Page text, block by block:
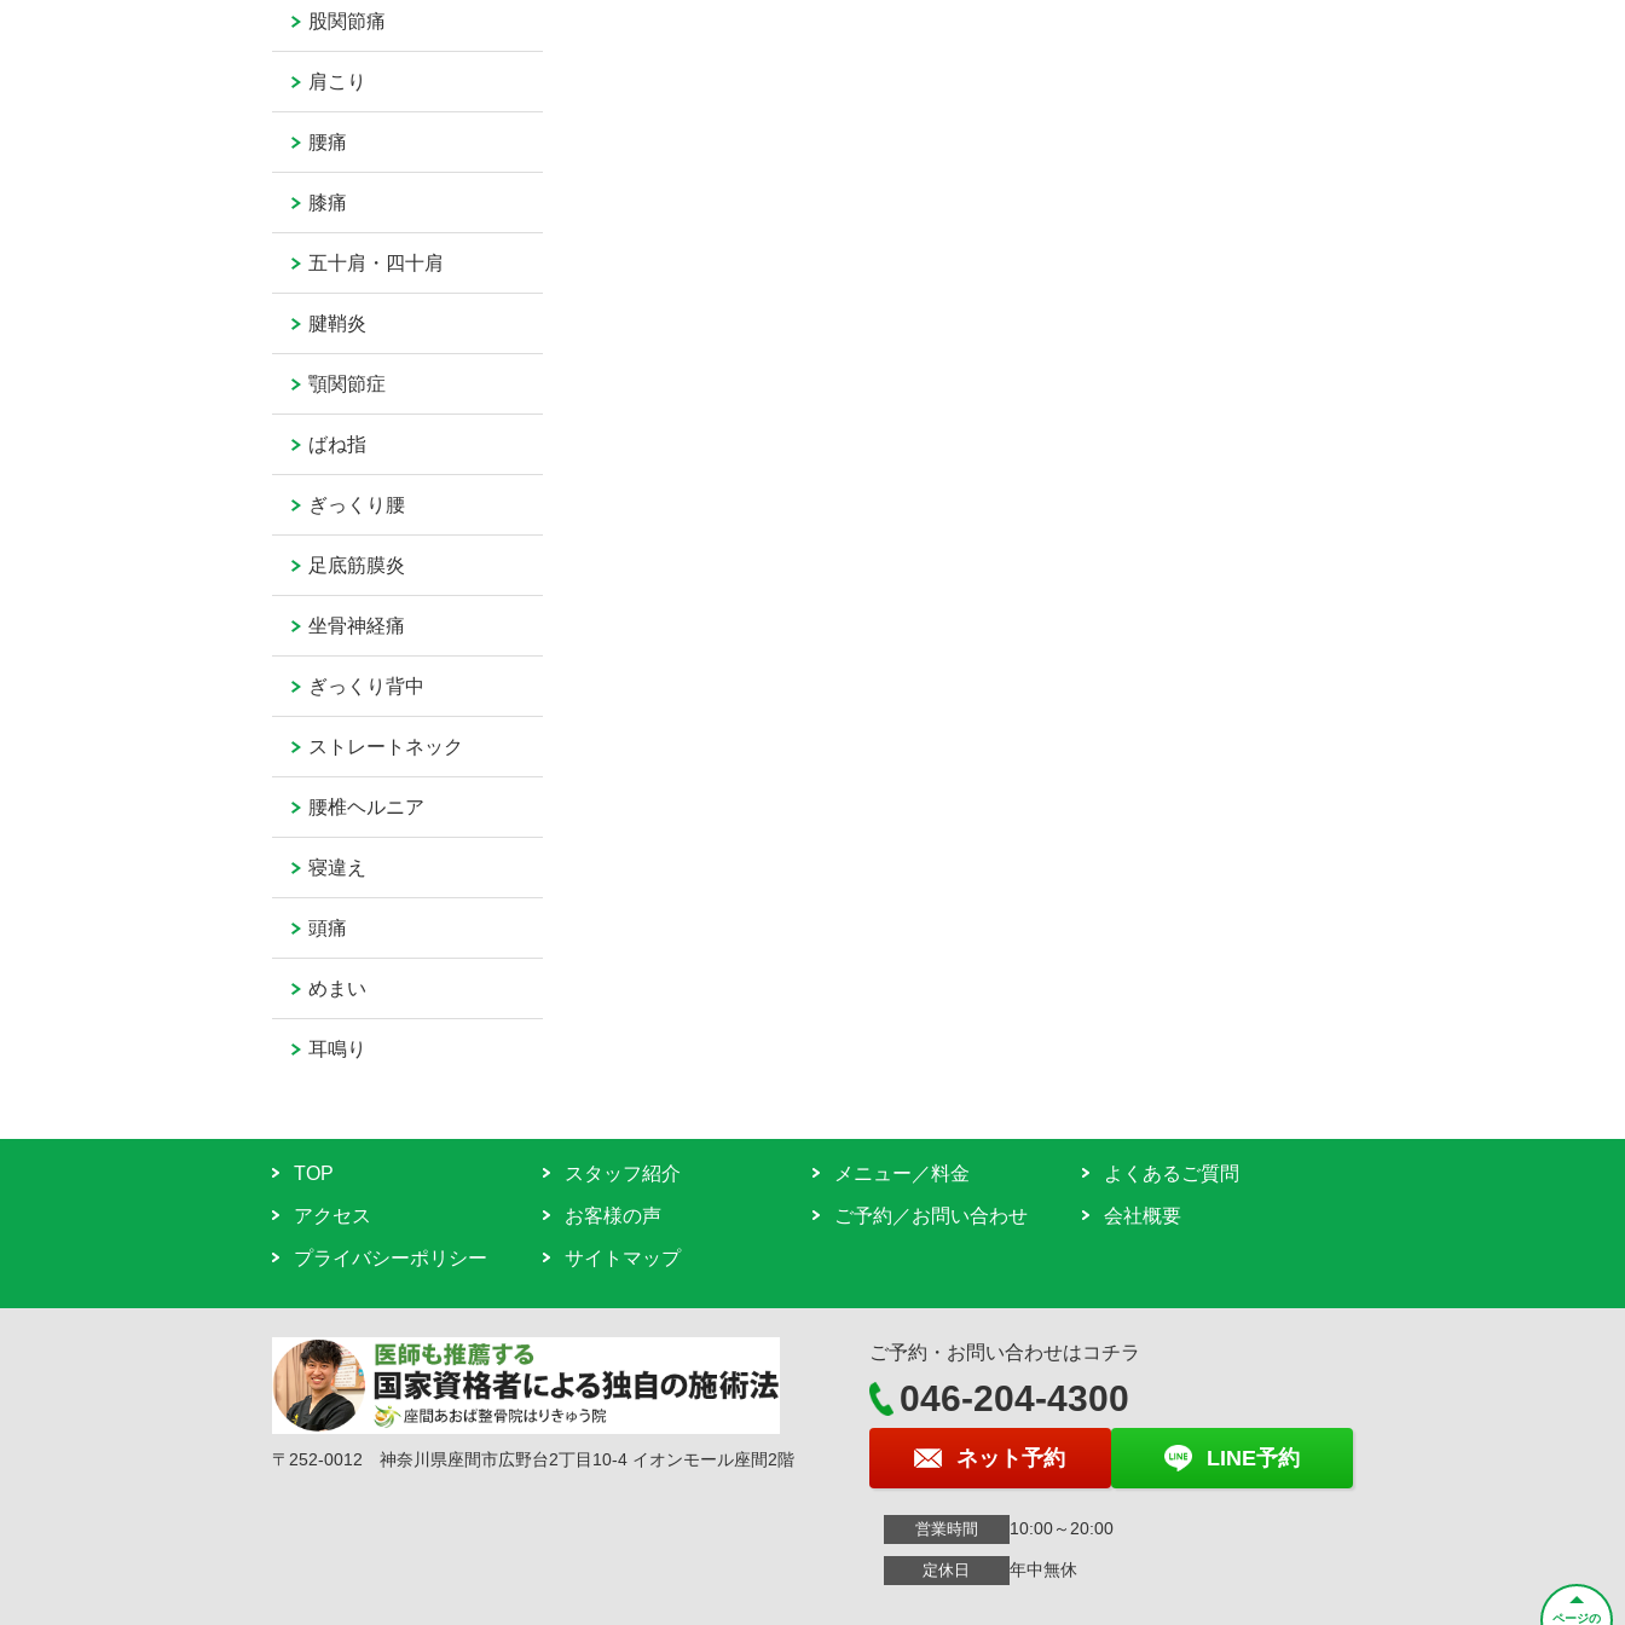
股関節痛
肩こり
腰痛
膝痛
五十肩・四十肩
腱鞘炎
顎関節症
ばね指
ぎっくり腰
足底筋膜炎
坐骨神経痛
ぎっくり背中
ストレートネック
腰椎ヘルニア
寝違え
頭痛
めまい
耳鳴り
ページの
TOP スタッフ紹介 メニュー／料金 よくあるご質問
アクセス お客様の声 ご予約／お問い合わせ 会社概要
プライバシーポリシー サイトマップ
〒252-0012 神奈川県座間市広野台2丁目10-4 イオンモール座間2階
ご予約・お問い合わせはコチラ
046-204-4300
ネット予約 LINE予約
営業時間 10:00～20:00
定休日 年中無休